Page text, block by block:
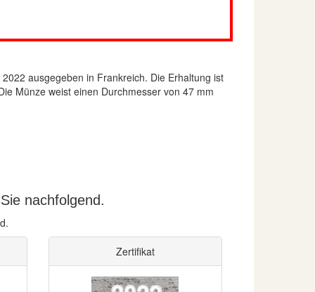
ausgegeben in Frankreich. Die Erhaltung ist
Münze weist einen Durchmesser von 47 mm
nachfolgend.
Zertifikat